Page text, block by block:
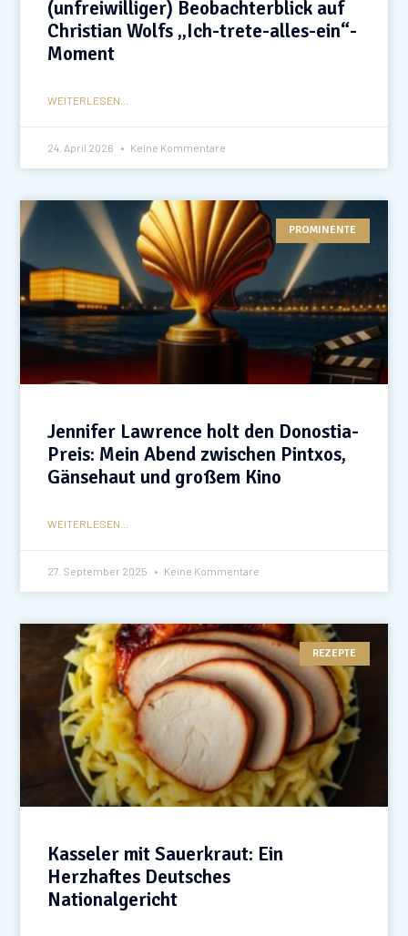
(unfreiwilliger) Beobachterblick auf
Christian Wolfs „Ich-trete-alles-ein“-
Moment
WEITERLESEN...
24. April 2026 Keine Kommentare
PROMINENTE
Jennifer Lawrence holt den Donostia-
Preis: Mein Abend zwischen Pintxos,
Gänsehaut und großem Kino
WEITERLESEN...
27. September 2025 Keine Kommentare
REZEPTE
Kasseler mit Sauerkraut: Ein
Herzhaftes Deutsches
Nationalgericht